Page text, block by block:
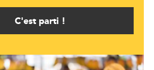
C'est parti !